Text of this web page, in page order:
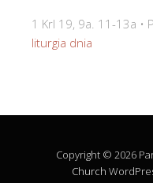
1 Krl 19, 9a. 11-13a •
liturgia dnia
Copyright © 2026
Church